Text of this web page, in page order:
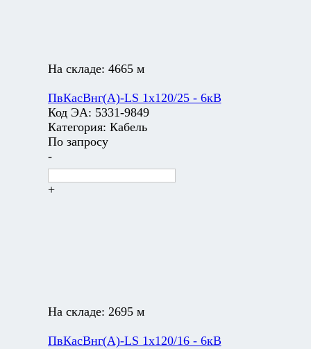
На складе: 4665 м
ПвКасВнг(А)-LS 1х120/25 - 6кВ
Код ЭА: 5331-9849
Категория: Кабель
По запросу
-
+
На складе: 2695 м
ПвКасВнг(А)-LS 1х120/16 - 6кВ